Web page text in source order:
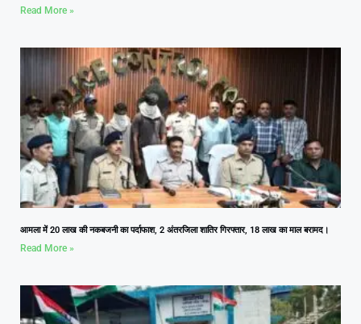
Read More »
आमला में 20 लाख की नकबजनी का पर्दाफाश, 2 अंतरजिला शातिर गिरफ्तार, 18 लाख का माल बरामद।
Read More »